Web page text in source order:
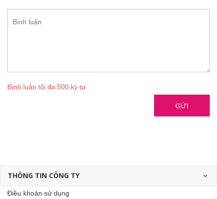
Bình luận tối đa 500 ký tự
GỬI
THÔNG TIN CÔNG TY
Điều khoản sử dụng